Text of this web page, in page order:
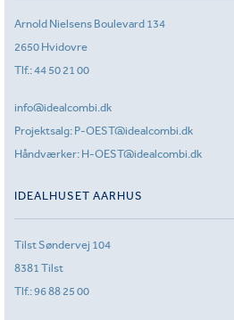
Arnold Nielsens Boulevard 134
2650 Hvidovre
Tlf.:44 50 21 00
info@idealcombi.dk
Projektsalg: P-OEST@idealcombi.dk
Håndværker: H-OEST@idealcombi.dk
IDEALHUSET AARHUS
Tilst Søndervej 104
8381 Tilst
Tlf.:96 88 25 00